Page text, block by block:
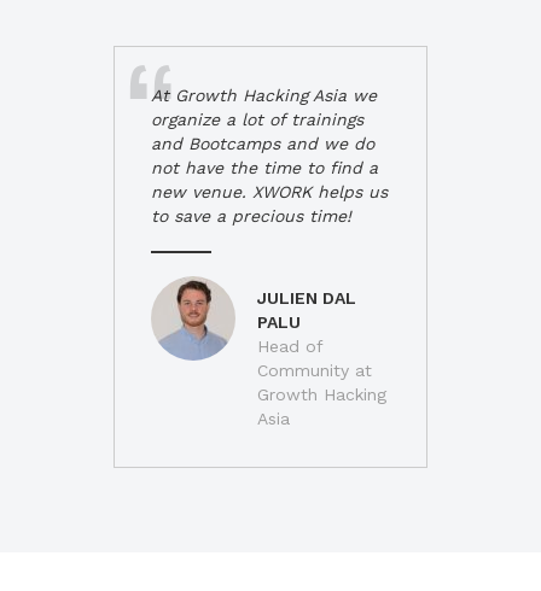
At Growth Hacking Asia we
organize a lot of trainings
and Bootcamps and we do
not have the time to find a
new venue. XWORK helps us
to save a precious time!
JULIEN DAL
PALU
Head of
Community at
Growth Hacking
Asia